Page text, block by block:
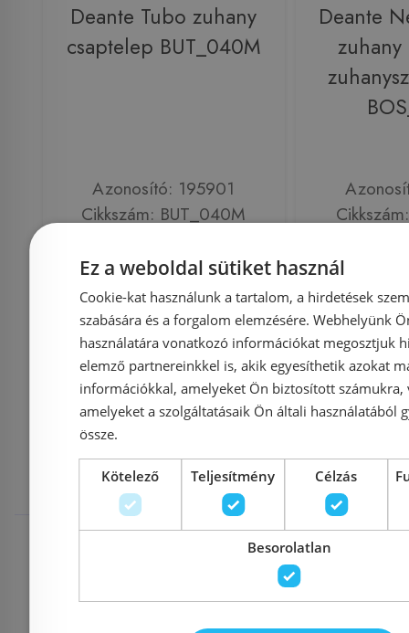
Deante Tubo zuhany
csaptelep BUT_040M
Azonosító: 195901
Cikkszám: BUT_040M
23 900 Ft 22 100 Ft
Kosárba
Deante
20 900 Ft
Mások
megnézték
-5%
Rendelésre Raktáron
Ez a weboldal sütiket használ
Cookie-kat használunk a tartalom, a hirdetések
szabására és a forgalom elemzésére. Webhelyünk
használatára vonatkozó információkat megosztjuk
elemző partnereinkkel is, akik egyesíthetik azokat
információkkal, amelyeket Ön biztosított számukra,
amelyeket a szolgáltatásaik Ön általi használatából
össze.
Kötelező Teljesítmény Célzás
Besorolatlan